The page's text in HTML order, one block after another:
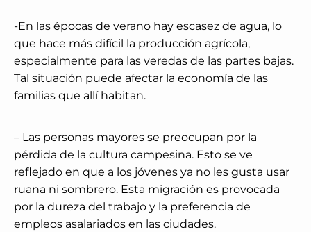
-En las épocas de verano hay escasez de agua, lo
que hace más difícil la producción agrícola,
especialmente para las veredas de las partes bajas.
Tal situación puede afectar la economía de las
familias que allí habitan.
– Las personas mayores se preocupan por la
pérdida de la cultura campesina. Esto se ve
reflejado en que a los jóvenes ya no les gusta usar
ruana ni sombrero. Esta migración es provocada
por la dureza del trabajo y la preferencia de
empleos asalariados en las ciudades.